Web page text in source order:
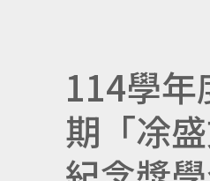
114學年
期「凃